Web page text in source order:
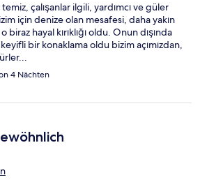
çalışanlar ilgili, yardımcı ve güler
için denize olan mesafesi, daha yakın
hayal kırıklığı oldu. Onun dışında
bir konaklama oldu bizim açımızdan,
4 Nächten